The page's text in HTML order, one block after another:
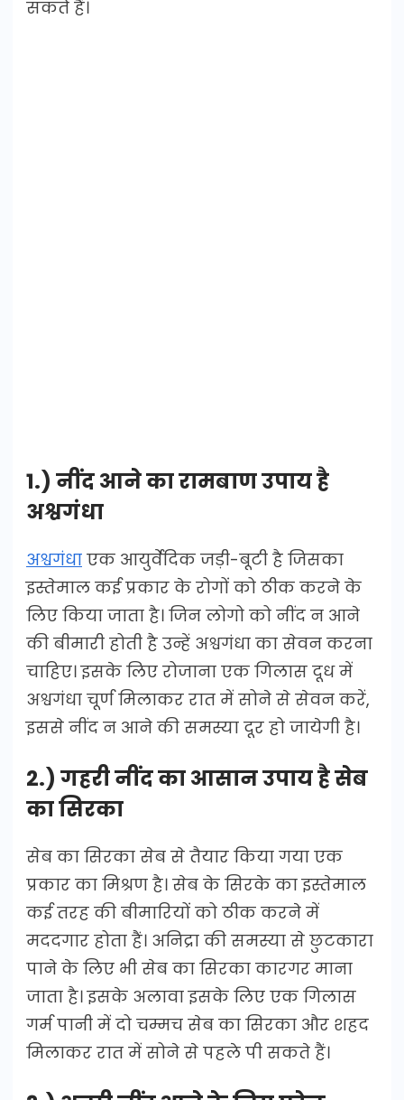
सकते हैं।
1.) नींद आने का रामबाण उपाय है
अश्वगंधा
अश्वगंधा एक आयुर्वेदिक जड़ी-बूटी है जिसका
इस्तेमाल कई प्रकार के रोगों को ठीक करने के
लिए किया जाता है। जिन लोगो को नींद न आने
की बीमारी होती है उन्हें अश्वगंधा का सेवन करना
चाहिए। इसके लिए रोजाना एक गिलास दूध में
अश्वगंधा चूर्ण मिलाकर रात में सोने से सेवन करें,
इससे नींद न आने की समस्या दूर हो जायेगी है।
2.) गहरी नींद का आसान उपाय है सेब
का सिरका
सेब का सिरका सेब से तैयार किया गया एक
प्रकार का मिश्रण है। सेब के सिरके का इस्तेमाल
कई तरह की बीमारियों को ठीक करने में
मददगार होता हैं। अनिद्रा की समस्या से छुटकारा
पाने के लिए भी सेब का सिरका कारगर माना
जाता है। इसके अलावा इसके लिए एक गिलास
गर्म पानी में दो चम्मच सेब का सिरका और शहद
मिलाकर रात में सोने से पहले पी सकते हैं।